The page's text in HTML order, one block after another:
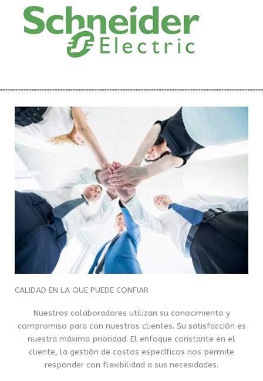
CALIDAD EN LA QUE PUEDE CONFIAR
Nuestros colaboradores utilizan su conocimiento y
compromiso para con nuestros clientes. Su satisfacción es
nuestra máxima prioridad. El enfoque constante en el
cliente, la gestión de costos específicos nos permite
responder con flexibilidad a sus necesidades.